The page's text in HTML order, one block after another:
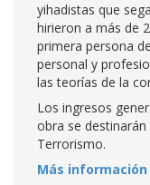
yihadistas que
hirieron a más de
primera persona
personal y
las teorías de la
Los ingresos
obra se
Terrorismo.
Más información